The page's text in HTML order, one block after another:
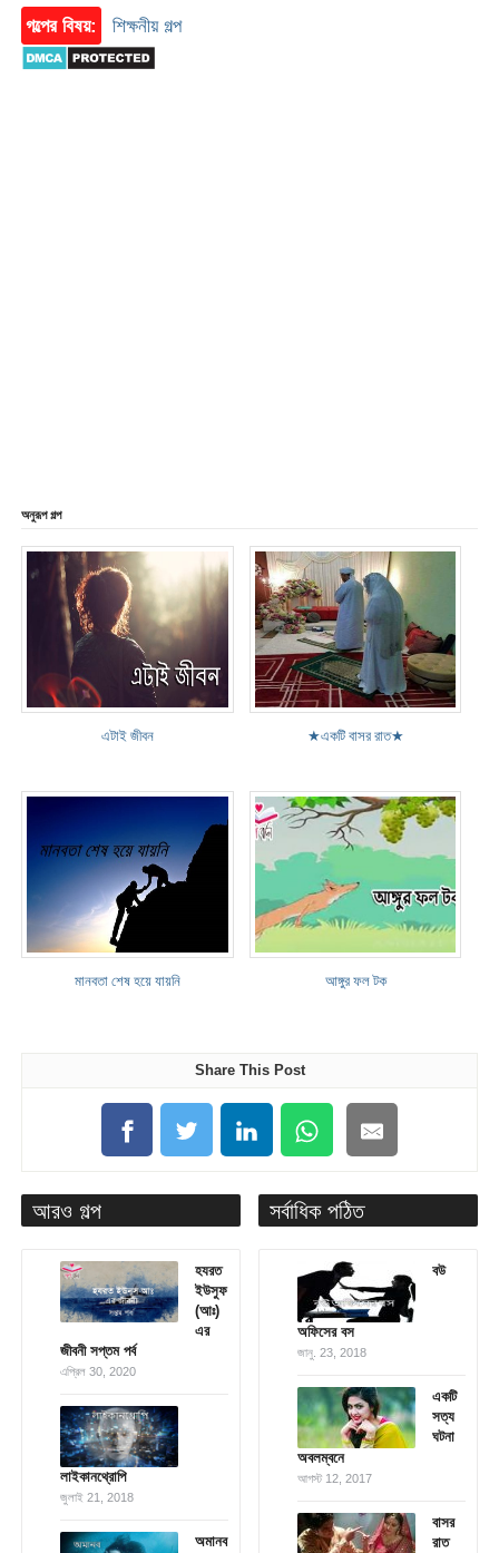
গল্পের বিষয়: শিক্ষনীয় গল্প
অনুরূপ গল্প
এটাই জীবন ★একটি বাসর রাত★
মানবতা শেষ হয়ে যায়নি আঙ্গুর ফল টক
Share This Post
আরও গল্প
হযরত
ইউসুফ
(আঃ)
এর
জীবনী সপ্তম পর্ব
এপ্রিল 30, 2020
লাইকানথ্রোপি
জুলাই 21, 2018
অমানব
সর্বাধিক পঠিত
বউ
অফিসের বস
জানু. 23, 2018
একটি
সত্য
ঘটনা
অবলম্বনে
আগস্ট 12, 2017
বাসর
রাত